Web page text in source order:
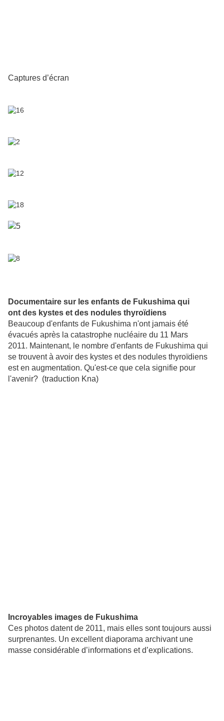
Captures d’écran
Documentaire sur les enfants de Fukushima qui
ont des kystes et des nodules thyroïdiens
Beaucoup d'enfants de Fukushima n'ont jamais été
évacués après la catastrophe nucléaire du 11 Mars
2011. Maintenant, le nombre d'enfants de Fukushima qui
se trouvent à avoir des kystes et des nodules thyroïdiens
est en augmentation. Qu'est-ce que cela signifie pour
l'avenir? (traduction Kna)
Incroyables images de Fukushima
Ces photos datent de 2011, mais elles sont toujours aussi
surprenantes. Un excellent diaporama archivant une
masse considérable d’informations et d’explications.